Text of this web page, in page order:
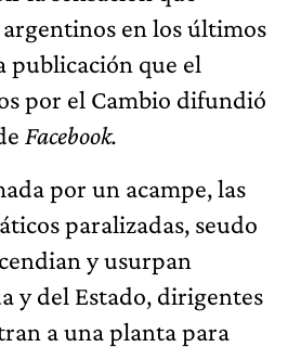
en los últimos
publicación que el
por el Cambio difundió
Facebook.
por un acampe, las
paralizadas, seudo
y usurpan
y del Estado, dirigentes
a una planta para